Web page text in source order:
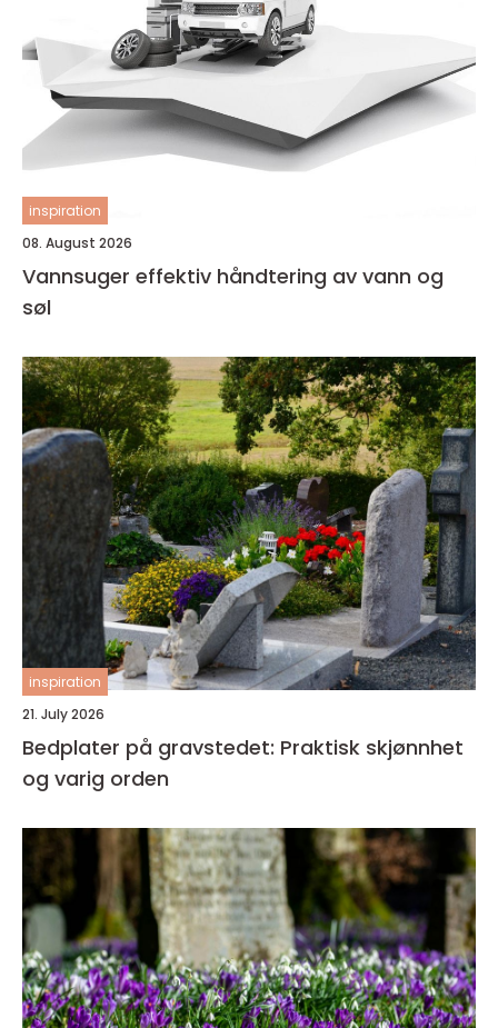
inspiration
08. August 2026
Vannsuger effektiv håndtering av vann og
søl
inspiration
21. July 2026
Bedplater på gravstedet: Praktisk skjønnhet
og varig orden